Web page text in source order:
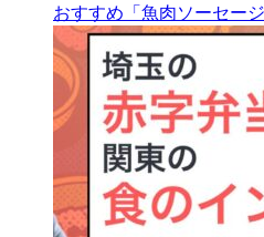
おすすめ「魚肉ソーセー